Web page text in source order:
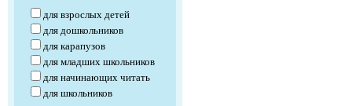
для взрослых детей
для дошкольников
для карапузов
для младших школьников
для начинающих читать
для школьников